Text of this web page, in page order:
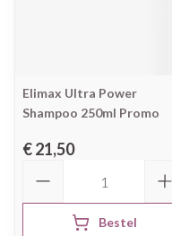
Elimax Ultra Power
Shampoo 250ml Promo
€ 21,50
Bestel